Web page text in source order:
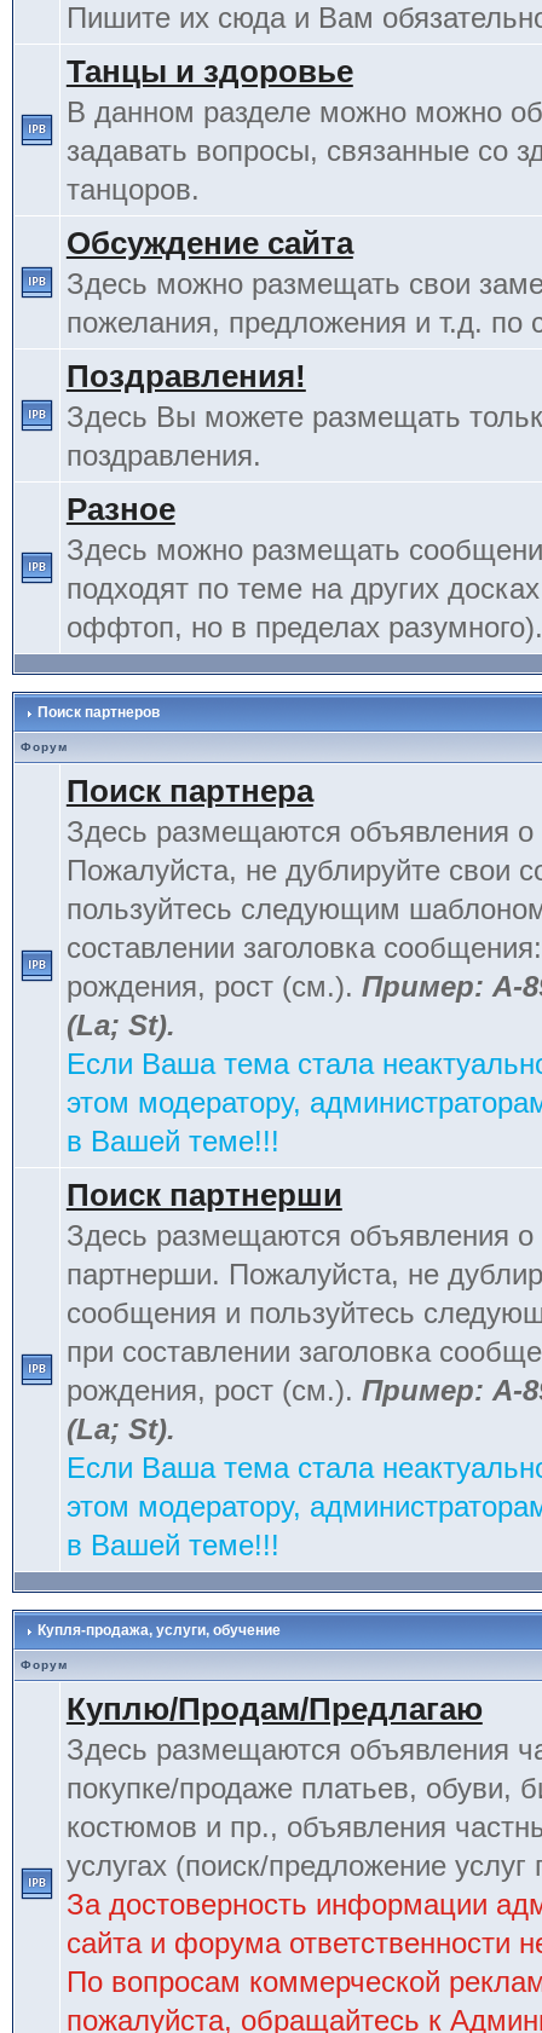
Пишите их сюда и Вам
Танцы и здоровье
В данном разделе можно можно
задавать вопросы, связанные со
танцоров.
Обсуждение сайта
Здесь можно размещать свои
пожелания, предложения и т.д. по
Поздравления!
Здесь Вы можете размещать
поздравления.
Разное
Здесь можно размещать
подходят по теме на других
оффтоп, но в пределах разумного).
Поиск партнеров
Форум
Поиск партнера
Здесь размещаются объявления о
Пожалуйста, не дублируйте свои
пользуйтесь следующим
составлении заголовка
рождения, рост (см.). Пример: А-
(La; St).
Если Ваша тема стала
этом модератору,
в Вашей теме!!!
Поиск партнерши
Здесь размещаются объявления о
партнерши. Пожалуйста, не
сообщения и пользуйтесь
при составлении заголовка
рождения, рост (см.). Пример: А-
(La; St).
Если Ваша тема стала
этом модератору,
в Вашей теме!!!
Купля-продажа, услуги, обучение
Форум
Куплю/Продам/Предлагаю
Здесь размещаются объявления
покупке/продаже платьев, обуви,
костюмов и пр., объявления
услугах (поиск/предложение
За достоверность информации
сайта и форума ответственности
По вопросам коммерческой
пожалуйста, обращайтесь к